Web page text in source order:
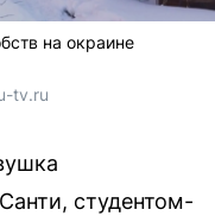
на окраине
tv.ru
студентом-